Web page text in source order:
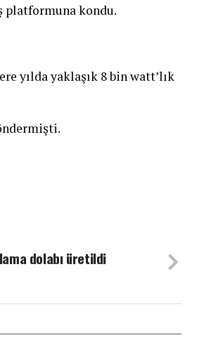
platformuna kondu.
yılda yaklaşık 8 bin watt’lık
dolabı üretildi